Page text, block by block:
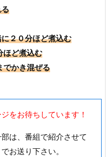
２０分ほど煮込む
ほど煮込む
かき混ぜる
をお待ちしています！
は、番組で紹介させて
お送り下さい。